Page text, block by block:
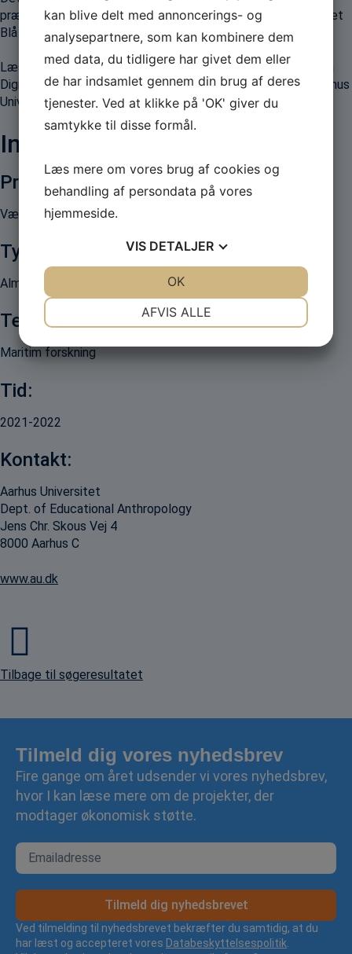
præsenteret og drøftet med centrale repræsentanter fra Det
Blå Danmark, ligger tilgængeligt onlineher.
Læs mere om projektet og de øvrige forskningsprojekter om
Digital teknologi og grøn omstilling i Det Blå Danmark på Aarhus
Universitets side: https://projekter.au.dk/blaa-danmark
Information
Projektnavn:
Værdier og normer for grøn omstilling i Det Blå Danmark
Type:
Almennyttigt
Tema:
Maritim forskning
Tid:
2021-2022
Kontakt:
Aarhus Universitet
Dept. of Educational Anthropology
Jens Chr. Skous Vej 4
8000 Aarhus C
www.au.dk
Tilbage til søgeresultatet
Tilmeld dig vores nyhedsbrev
Fire gange om året udsender vi vores nyhedsbrev,
hvor I kan læse mere om de projekter, der
modtager økonomisk støtte.
Tilmeld dig nyhedsbrevet
Ved tilmelding til nyhedsbrevet bekræfter du samtidig, at du
har læst og accepteret vores Databeskyttelsespolitik.
kan blive delt med annoncerings- og
analysepartnere, som kan kombinere dem
med data, du tidligere har givet dem eller
de har indsamlet gennem din brug af deres
tjenester. Ved at klikke på 'OK' giver du
samtykke til disse formål.
Læs mere om vores brug af cookies og
behandling af persondata på vores
hjemmeside.
VIS DETALJER
MARKETING
AFVIS ALLE
OK